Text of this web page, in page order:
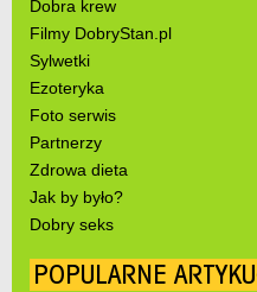
Dobra krew
Filmy DobryStan.pl
Sylwetki
Ezoteryka
Foto serwis
Partnerzy
Zdrowa dieta
Jak by było?
Dobry seks
POPULARNE